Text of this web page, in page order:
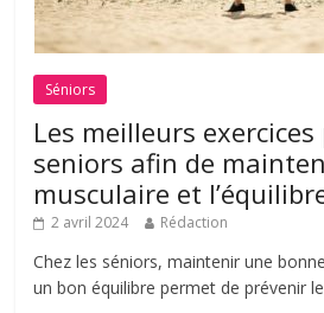
Séniors
Les meilleurs
seniors afin de
musculaire et
2 avril 2024 Rédaction
Chez les séniors, maintenir une
un bon équilibre permet de prévenir le